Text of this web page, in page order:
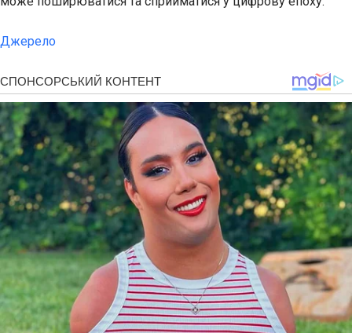
Джерело